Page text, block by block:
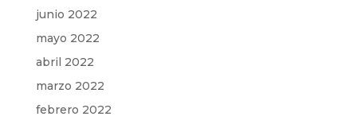
junio 2022
mayo 2022
abril 2022
marzo 2022
febrero 2022